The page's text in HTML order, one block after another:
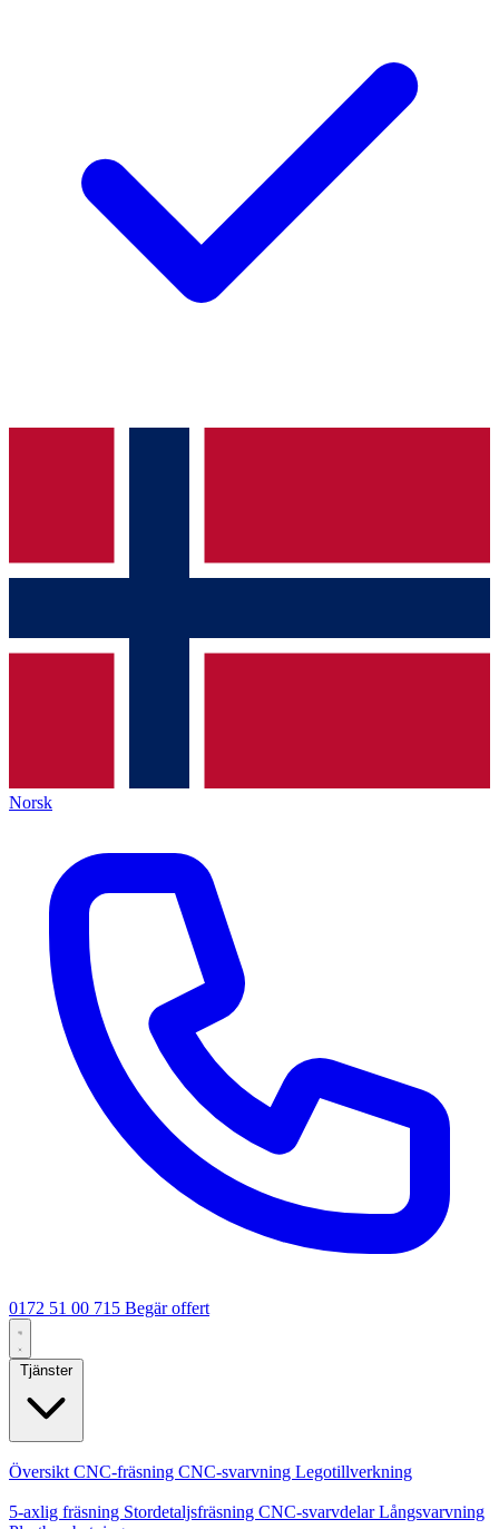
Norsk
0172 51 00 715 Begär offert
Tjänster
Översikt CNC-fräsning CNC-svarvning Legotillverkning
5-axlig fräsning Stordetaljsfräsning CNC-svarvdelarLångsvarvning